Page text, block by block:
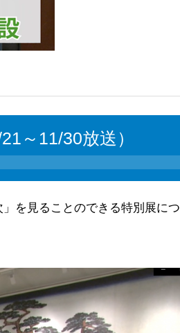
～11/30放送）
を見ることのできる特別展につ